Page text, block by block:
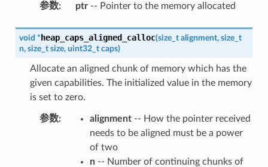
参数: ptr-- Pointer to the memory allocated
void * heap_caps_aligned_calloc(size_t alignment, size_t
n, size_t size, uint32_t caps)
Allocate an aligned chunk of memory which has the
given capabilities. The initialized value in the memory
is set to zero.
参数: alignment-- How the pointer received
needs to be aligned must be a power
of two
n-- Number of continuing chunks of